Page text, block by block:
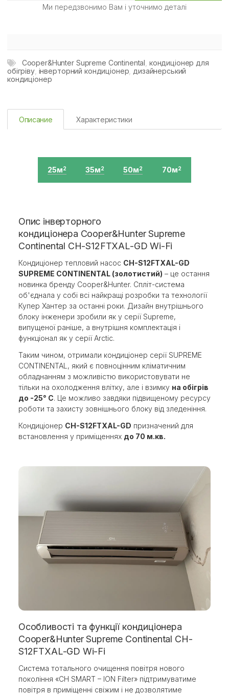
Ми передзвонимо Вам і уточнимо деталі
Cooper&Hunter Supreme Continental, кондиціонер для
обігріву, інверторний кондиціонер,дизайнерський
кондиціонер
Описание Характеристики
25м2 35м2 50м2 70м2
Опис інверторного
кондиціонера Cooper&Hunter Supreme
Continental CH-S12FTXAL-GD Wi-Fi
Кондиціонер тепловий насос CH-S12FTXAL-GD
SUPREME CONTINENTAL (золотистий) – це остання
новинка бренду Cooper&Hunter. Спліт-система
об'єднала у собі всі найкращі розробки та технології
Купер Хантер за останні роки. Дизайн внутрішнього
блоку інженери зробили як у серії Supreme,
випущеної раніше, а внутрішня комплектація і
функціонал як у серії Arctic.
Таким чином, отримали кондиціонер серії SUPREME
CONTINENTAL, який є повноцінним кліматичним
обладнанням з можливістю використовувати не
тільки на охолодження влітку, але і взимку на обігрів
до -25° C. Це можливо завдяки підвищеному ресурсу
роботи та захисту зовнішнього блоку від зледеніння.
Кондиціонер CH-S12FTXAL-GD призначений для
встановлення у приміщеннях до 70 м.кв.
Особливості та функції кондиціонера
Cooper&Hunter Supreme Continental CH-
S12FTXAL-GD Wi-Fi
Система тотального очищення повітря нового
покоління «CH SMART – ION Filter» підтримуватиме
повітря в приміщенні свіжим і не дозволятиме